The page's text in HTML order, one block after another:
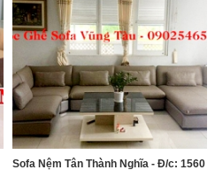
Sofa Nệm Tân Thành Nghĩa - Đ/c: 1560